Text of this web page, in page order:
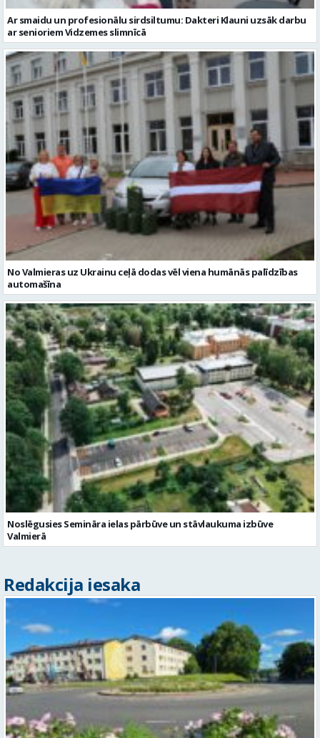
Ar smaidu un profesionālu sirdsiltumu: Dakteri Klauni uzsāk darbu
ar senioriem Vidzemes slimnīcā
No Valmieras uz Ukrainu ceļā dodas vēl viena humānās palīdzības
automašīna
Noslēgusies Semināra ielas pārbūve un stāvlaukuma izbūve
Valmierā
Redakcija iesaka